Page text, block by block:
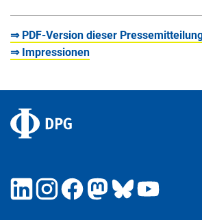
⇒ PDF-Version dieser
⇒ Impressionen